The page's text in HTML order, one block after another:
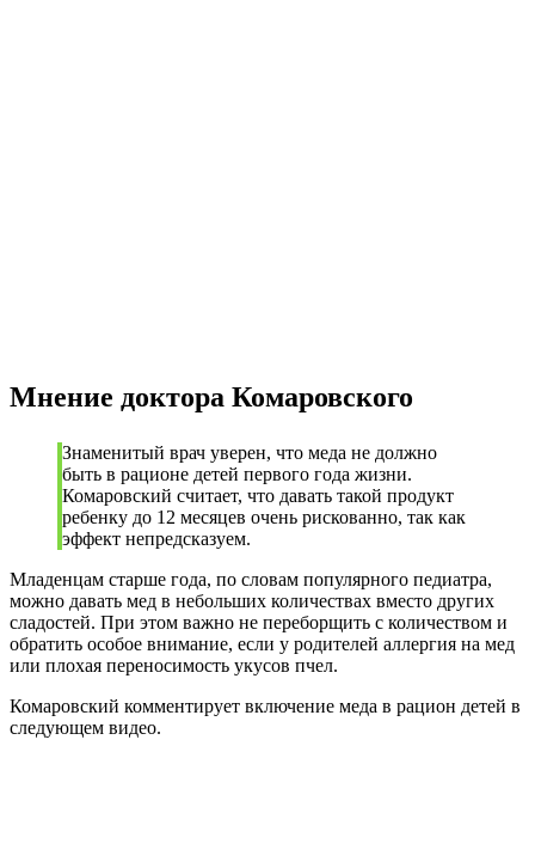
Мнение доктора Комаровского
Знаменитый врач уверен, что меда не должно
быть в рационе детей первого года жизни.
Комаровский считает, что давать такой продукт
ребенку до 12 месяцев очень рискованно, так как
эффект непредсказуем.
Младенцам старше года, по словам популярного педиатра,
можно давать мед в небольших количествах вместо других
сладостей. При этом важно не переборщить с количеством и
обратить особое внимание, если у родителей аллергия на мед
или плохая переносимость укусов пчел.
Комаровский комментирует включение меда в рацион детей в
следующем видео.